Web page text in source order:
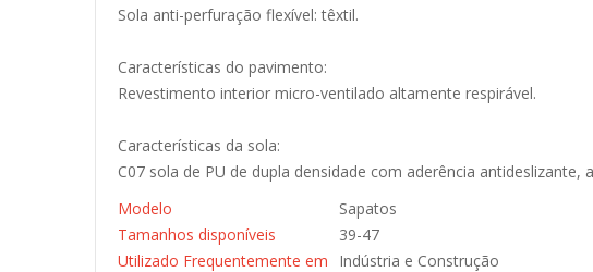
Sola anti-perfuração flexível: têxtil.
Características do pavimento:
Revestimento interior micro-ventilado altamente respirável.
Características da sola:
C07 sola de PU de dupla densidade com aderência
Modelo
Sapatos
Tamanhos disponíveis
39-47
Utilizado Frequentemente em
Indústria e Construção